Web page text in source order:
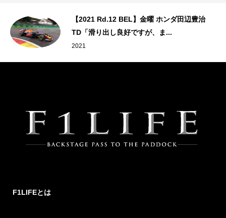
【2021 Rd.12 BEL】金曜 ホンダ田辺豊治
TD「滑り出し良好ですが、ま...
2021
F1LIFEとは